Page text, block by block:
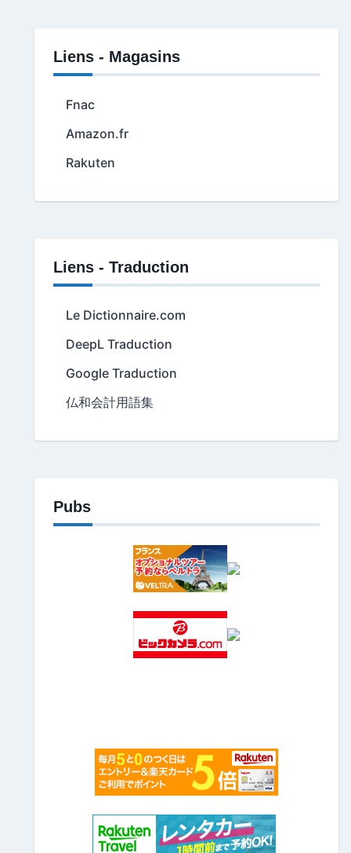
Liens - Magasins
Fnac
Amazon.fr
Rakuten
Liens - Traduction
Le Dictionnaire.com
DeepL Traduction
Google Traduction
仏和会計用語集
Pubs